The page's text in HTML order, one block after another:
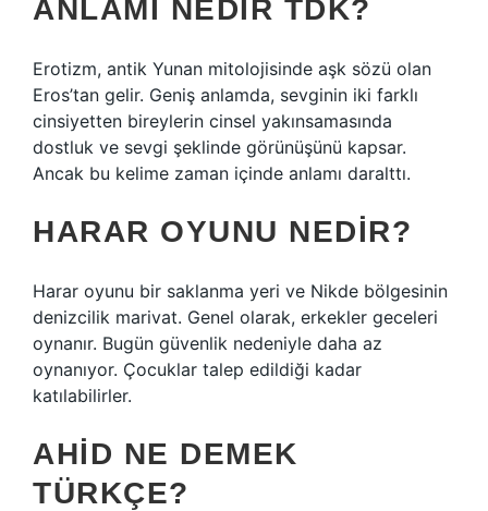
ANLAMI NEDIR TDK?
Erotizm, antik Yunan mitolojisinde aşk sözü olan
Eros’tan gelir. Geniş anlamda, sevginin iki farklı
cinsiyetten bireylerin cinsel yakınsamasında
dostluk ve sevgi şeklinde görünüşünü kapsar.
Ancak bu kelime zaman içinde anlamı daralttı.
HARAR OYUNU NEDIR?
Harar oyunu bir saklanma yeri ve Nikde bölgesinin
denizcilik marivat. Genel olarak, erkekler geceleri
oynanır. Bugün güvenlik nedeniyle daha az
oynanıyor. Çocuklar talep edildiği kadar
katılabilirler.
AHID NE DEMEK
TÜRKÇE?